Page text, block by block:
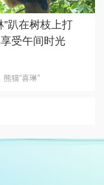
”趴在树枝上打
受午间时光
熊猫“喜琳”